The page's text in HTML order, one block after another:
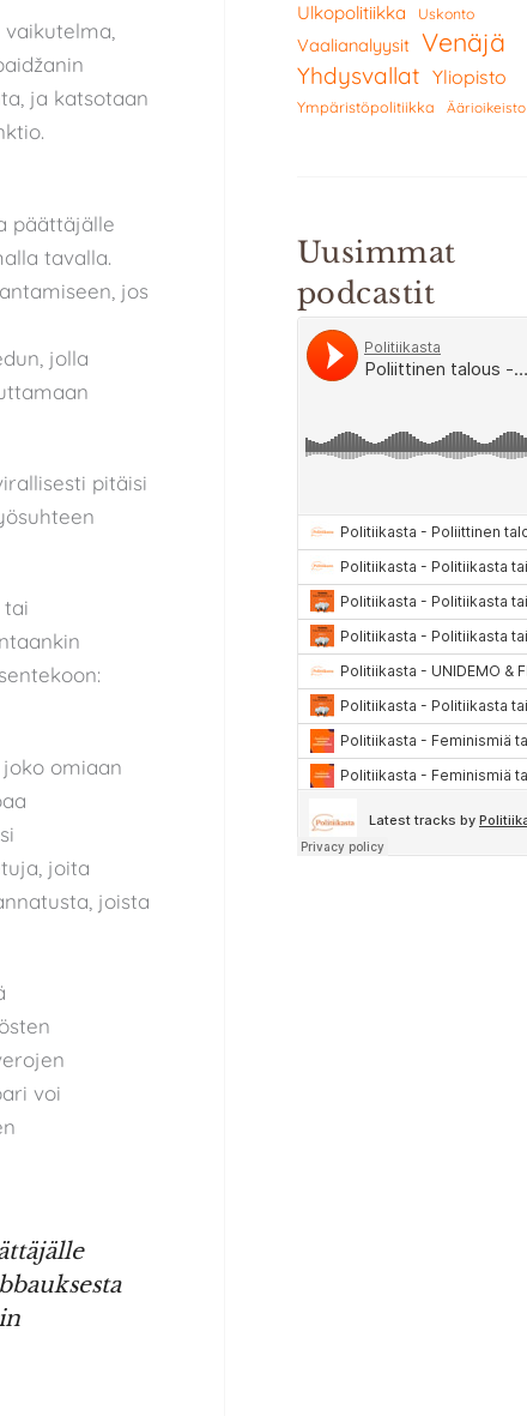
ja katsotaan
päättäjälle
tavalla.
jos
jolla
pitäisi
tai
omiaan
joita
joista
voi
Ulkopolitiikka Uskonto
Vaalianalyysit Venäjä
Yhdysvallat Yliopisto
Ympäristöpolitiikka Äärioikeisto
Uusimmat
podcastit